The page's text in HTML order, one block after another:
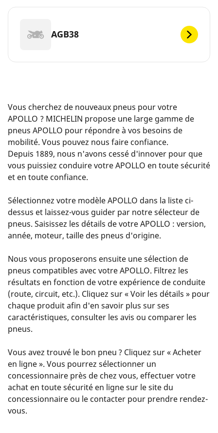
AGB38
Vous cherchez de nouveaux pneus pour votre
APOLLO ? MICHELIN propose une large gamme de
pneus APOLLO pour répondre à vos besoins de
mobilité. Vous pouvez nous faire confiance.
Depuis 1889, nous n'avons cessé d'innover pour que
vous puissiez conduire votre APOLLO en toute sécurité
et en toute confiance.
Sélectionnez votre modèle APOLLO dans la liste ci-
dessus et laissez-vous guider par notre sélecteur de
pneus. Saisissez les détails de votre APOLLO : version,
année, moteur, taille des pneus d'origine.
Nous vous proposerons ensuite une sélection de
pneus compatibles avec votre APOLLO. Filtrez les
résultats en fonction de votre expérience de conduite
(route, circuit, etc.). Cliquez sur « Voir les détails » pour
chaque produit afin d'en savoir plus sur ses
caractéristiques, consulter les avis ou comparer les
pneus.
Vous avez trouvé le bon pneu ? Cliquez sur « Acheter
en ligne ». Vous pourrez sélectionner un
concessionnaire près de chez vous, effectuer votre
achat en toute sécurité en ligne sur le site du
concessionnaire ou le contacter pour prendre rendez-
vous.